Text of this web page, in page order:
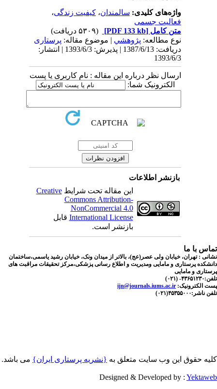
واژه‌های کلیدی:سالمندان ،کیفیت زندگی،
فعالیت جسمی
متن کامل[PDF 133 kb]
نوع مطالعه:پژوهشي| موضوع مقاله:پرستاری
دریافت: 1387/6/13 | پذیرش: 1393/6/3 | انتشار:
1393/6/3
ارسال نظر درباره این مقاله : نام کاربری یا پست
الکترونیک شما:
بازنشر اطلاعات
این مقاله تحت شرایطCreative
Commons Attribution-
NonCommercial 4.0
International Licenseقابل
بازنشر است.
با ما
: تهران، خیابان ولی عصر(عج)، بالاتر از میدان ونک، خیابان رشید یاسمی،ساختمان
پرستاری و مامایی ومدیریت و اطلاع رسانی پزشکی،مرکز تحقیقات مراقبت های
و مامایی
(۰۲۱)
الکترونیک:ijn@journals.iums.ac.ir
حقوق این وب سایت متعلق به{نشریه پرستاری ایران}می باشد.
Designed & Developed by :